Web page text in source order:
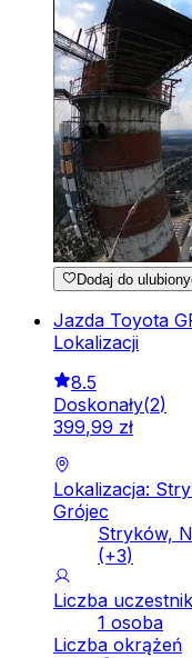
Dodaj do
Jazda Toyota
Lokalizacji
8.5
Doskonały(2)
399,99 zł
Lokalizacja:
Grójec
Stryków,
(+3)
Liczba
1 osoba
Liczba okrążeń